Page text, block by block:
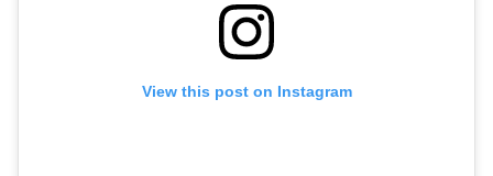
View this post on Instagram